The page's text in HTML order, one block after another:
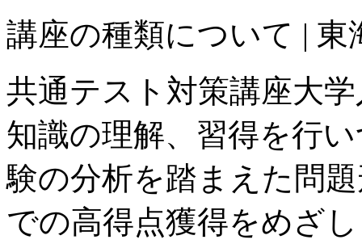
講座の種類について | 東
共通テスト対策講座大
知識の理解、習得を行
験の分析を踏まえた問
での高得点獲得をめざ